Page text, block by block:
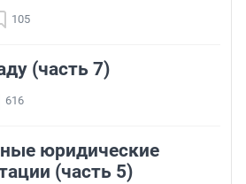
105
(часть 7)
616
юридические
(часть 5)